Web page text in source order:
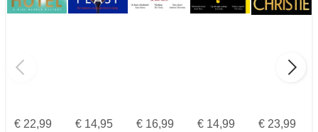
€22,99 €14,95 € 16,99 € 14,99 € 23,99